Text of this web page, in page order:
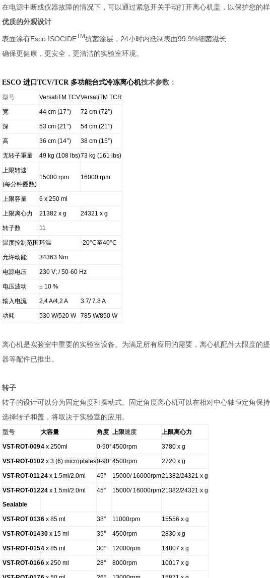
在电源中断或仪器故障的情况下，可以通过紧急开关手动打开离心机盖，以保护您的
优质的外观设计
表面涂有Esco ISOCIDETM抗菌涂层， 24小时内抵制表面99.9%细菌滋长
确保更健康，更安全，更清洁的实验室环境。
ESCO 进口TCV/TCR 多功能台式冷冻离心机技术参数：
型号 VersatiTM TCVVersatiTM TCR
宽 44 cm (17”) 72 cm (72”)
深 53 cm (21”) 54 cm (21”)
高 36 cm (14”) 38 cm (15”)
无转子重量 49 kg (108 lbs)73 kg (161 lbs)
上限转速
(每分钟圈数)
15000 rpm 16000 rpm
上限容量 6 x 250 ml
上限离心力 21382 x g 24321 x g
转子数 11
温度控制范围 环温 -20°C至40°C
允许动能 34363 Nm
电源电压 230 V; / 50-60 Hz
电压波动 ± 10 %
输入电流 2,4 A/4,2 A 3.7/ 7.8 A
功耗 530 W/520 W 785 W/850 W
离心机是实验室中重要的实验室设备。为满足所有应用的需要，离心机配件大限度的
器等配件已推出。
转子
转子的设计可以分为固定角度和摆动式。固定角度离心机可以在相对中心轴恒定角保
选择转子和盖，将取决于实验室的应用。
型号 大容量 角度 上限速度 上限离心力
VST-ROT-0094x 250ml 0-90°4500rpm 3780 x g
VST-ROT-0102x 3 (6) microplates0-90°4500rpm 2720 x g
VST-ROT-01124x 1.5ml/2.0ml 45° 15000/ 16000rpm21382/24321 x g
VST-ROT-012
Sealable
24x 1.5ml/2.0ml 45° 15000/ 16000rpm21382/24321 x g
VST-ROT 0136x 85 ml 38° 11000rpm 15556 x g
VST-ROT-01430 x 15 ml 35° 4500rpm 2830 x g
VST-ROT-0154x 85 ml 30° 12000rpm 14807 x g
VST-ROT-0166x 250 ml 28° 8000rpm 10017 x g